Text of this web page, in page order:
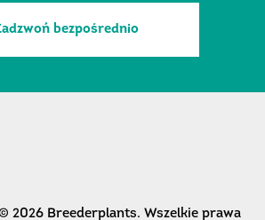
bezpośrednio
2026 Breederplants. Wszelkie prawa